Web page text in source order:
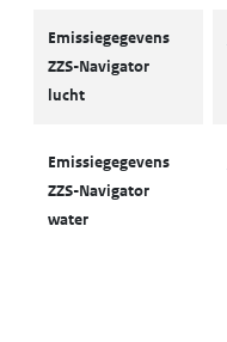
Emissiegegevens
ZZS-Navigator
lucht
Emissiegegevens
ZZS-Navigator
water